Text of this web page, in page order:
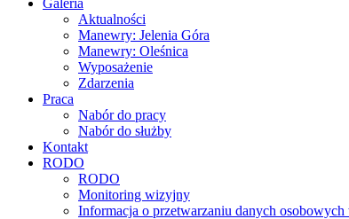
Aktualności
Manewry: Jelenia Góra
Manewry: Oleśnica
Wyposażenie
Zdarzenia
Praca
Nabór do pracy
Nabór do służby
Kontakt
RODO
RODO
Monitoring wizyjny
Informacja o przetwarzaniu danych